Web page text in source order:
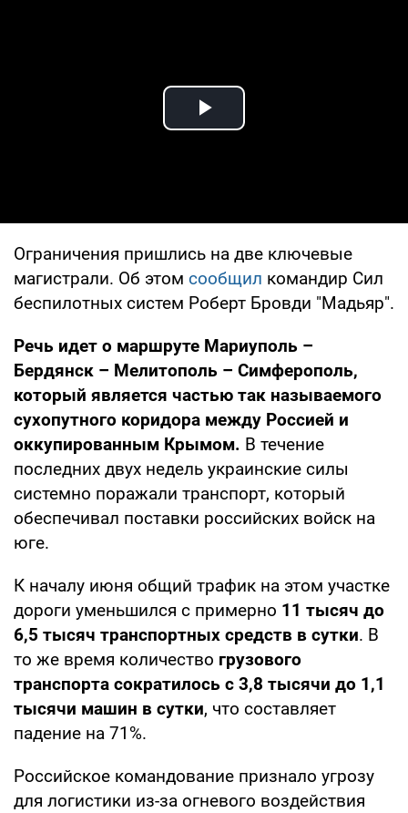
Play Video
Ограничения пришлись на две ключевые
магистрали. Об этом сообщил командир Сил
беспилотных систем Роберт Бровди "Мадьяр".
Речь идет о маршруте Мариуполь –
Бердянск – Мелитополь – Симферополь,
который является частью так называемого
сухопутного коридора между Россией и
оккупированным Крымом. В течение
последних двух недель украинские силы
системно поражали транспорт, который
обеспечивал поставки российских войск на
юге.
К началу июня общий трафик на этом участке
дороги уменьшился с примерно 11 тысяч до
6,5 тысяч транспортных средств в сутки. В
то же время количество грузового
транспорта сократилось с 3,8 тысячи до 1,1
тысячи машин в сутки, что составляет
падение на 71%.
Российское командование признало угрозу
для логистики из-за огневого воздействия